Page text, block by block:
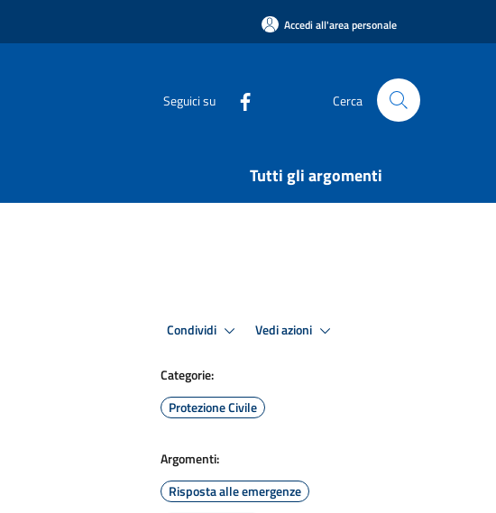
Accedi all'area personale
Seguici su Cerca
Tutti gli argomenti
Condividi Vedi azioni
Categorie:
Protezione Civile
Argomenti:
Risposta alle emergenze